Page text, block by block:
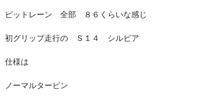
ピットレーン 全部 ８６くらいな感じ
初グリップ走行の Ｓ１４ シルビア
仕様は
ノーマルタービン